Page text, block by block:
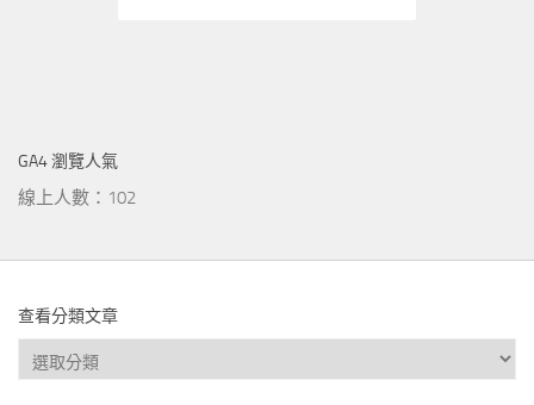
GA4 瀏覽人氣
線上人數：102
查看分類文章
查
看